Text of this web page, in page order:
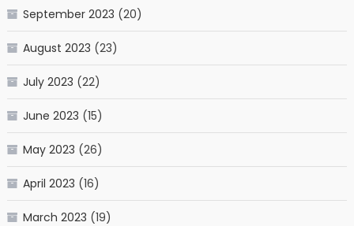
September 2023 (20)
August 2023 (23)
July 2023 (22)
June 2023 (15)
May 2023 (26)
April 2023 (16)
March 2023 (19)